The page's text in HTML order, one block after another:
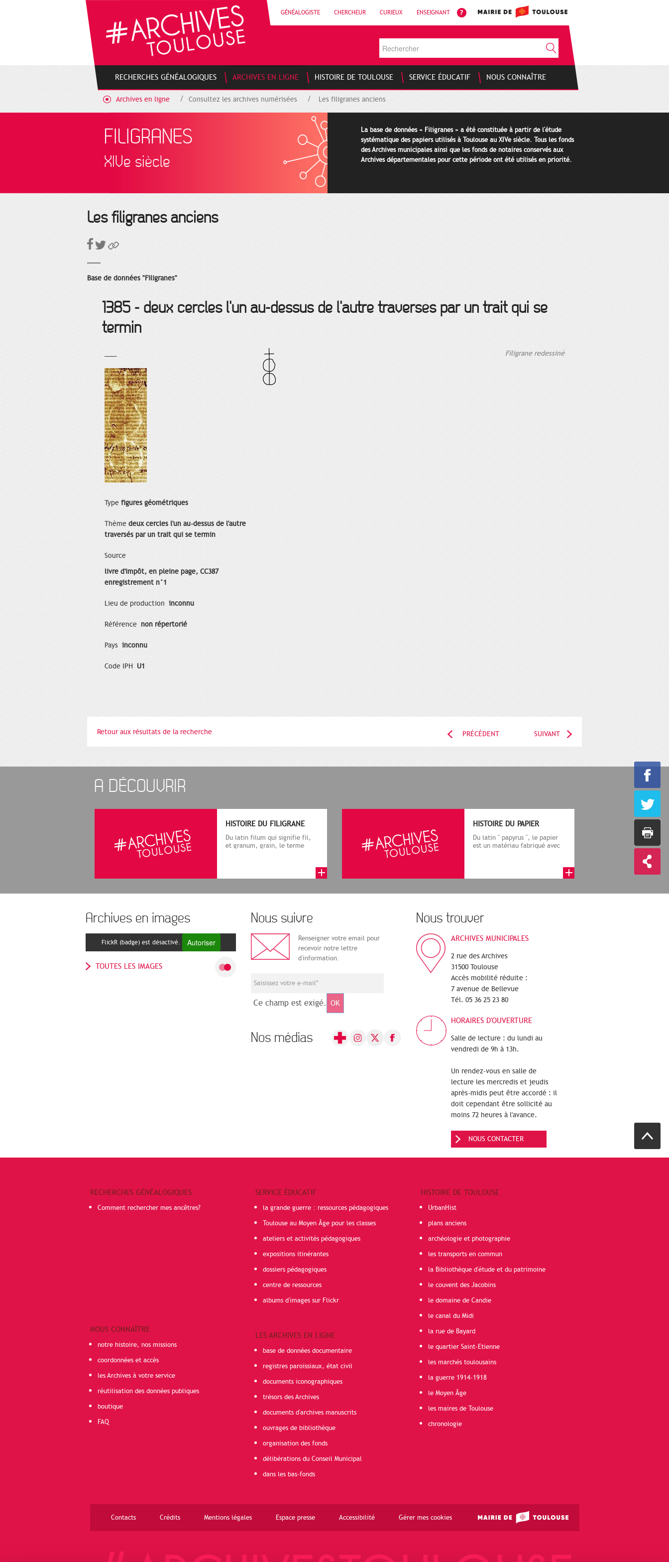
GÉNÉALOGISTE CHERCHEUR CURIEUX ENSEIGNANT
RECHERCHES GÉNÉALOGIQUES ARCHIVES EN LIGNE HISTOIRE DE TOULOUSE SERVICE ÉDUCATIF NOUS CONNAÎTRE
Archives en ligne Consultez les archives numérisées Les filigranes anciens
FILIGRANES
XIVe siècle
La base de données « Filigranes » a été constituée à partir de l'étude
systématique des papiers utilisés à Toulouse au XIVe siècle. Tous les fonds
des Archives municipales ainsi que les fonds de notaires conservés aux
Archives départementales pour cette période ont été utilisés en priorité.
Les filigranes anciens
Base de données "Filigranes"
1385 - deux cercles l'un au-dessus de l'autre traversés par un trait qui se
termin
Type figures géométriques
Thème deux cercles l'un au-dessus de l'autre
traversés par un trait qui se termin
Source
livre d'impôt, en pleine page, CC387
enregistrement n°1
Lieu de production inconnu
Référence non répertorié
Pays inconnu
Code IPH U1
Filigrane redessiné
Retour aux résultats de la recherche PRÉCÉDENT SUIVANT
A DÉCOUVRIR
HISTOIRE DU FILIGRANE
Du latin filum qui signifie fil,
et granum, grain, le terme
HISTOIRE DU PAPIER
Du latin " papyrus ", le papier
est un matériau fabriqué avec
Archives en images
FlickR (badge) est désactivé. Autoriser
TOUTES LES IMAGES
Nous suivre
Renseigner votre email pour
recevoir notre lettre
d'information.
Ce champ est exigé. OK
Nos médias
Nous trouver
ARCHIVES MUNICIPALES
2 rue des Archives
31500 Toulouse
Accès mobilité réduite :
7 avenue de Bellevue
Tél. 05 36 25 23 80
HORAIRES D'OUVERTURE
Salle de lecture : du lundi au
vendredi de 9h à 13h.
Un rendez-vous en salle de
lecture les mercredis et jeudis
après-midis peut être accordé : il
doit cependant être sollicité au
moins 72 heures à l'avance.
NOUS CONTACTER
RECHERCHES GÉNÉALOGIQUES
Comment rechercher mes ancêtres?
NOUS CONNAÎTRE
notre histoire, nos missions
coordonnées et accès
les Archives à votre service
réutilisation des données publiques
boutique
FAQ
SERVICE ÉDUCATIF
la grande guerre : ressources pédagogiques
Toulouse au Moyen Âge pour les classes
ateliers et activités pédagogiques
expositions itinérantes
dossiers pédagogiques
centre de ressources
albums d'images sur Flickr
LES ARCHIVES EN LIGNE
base de données documentaire
registres paroissiaux, état civil
documents iconographiques
trésors des Archives
documents d'archives manuscrits
ouvrages de bibliothèque
organisation des fonds
délibérations du Conseil Municipal
dans les bas-fonds
HISTOIRE DE TOULOUSE
UrbanHist
plans anciens
archéologie et photographie
les transports en commun
la Bibliothèque d'étude et du patrimoine
le couvent des Jacobins
le domaine de Candie
le canal du Midi
la rue de Bayard
le quartier Saint-Etienne
les marchés toulousains
la guerre 1914-1918
le Moyen Âge
les maires de Toulouse
chronologie
Contacts Crédits Mentions légales Espace presse Accessibilité Gérer mes cookies
Gestion de vos préférences sur les cookies